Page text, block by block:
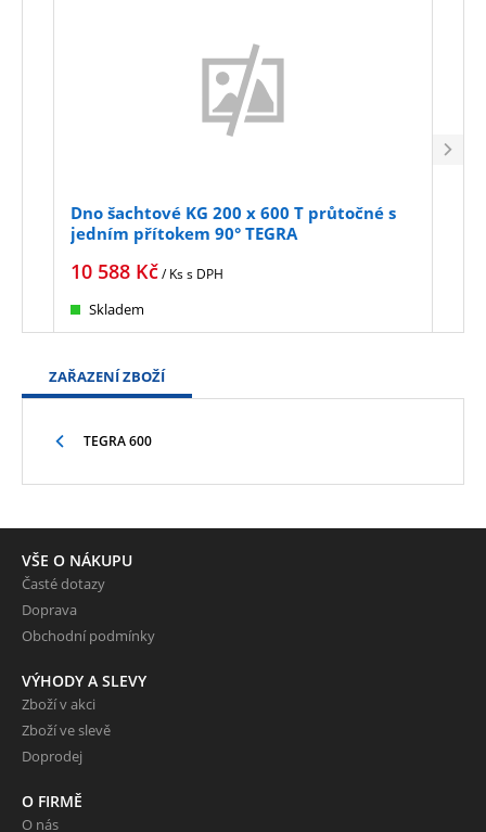
Dno šachtové KG 200 x 600 T průtočné s
jedním přítokem 90° TEGRA
10 588 Kč/ Kss DPH
Skladem
ZAŘAZENÍ ZBOŽÍ
TEGRA 600
VŠE O NÁKUPU
Časté dotazy
Doprava
Obchodní podmínky
VÝHODY A SLEVY
Zboží v akci
Zboží ve slevě
Doprodej
O FIRMĚ
O nás